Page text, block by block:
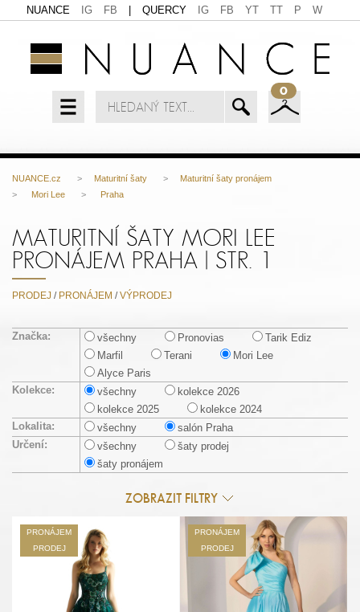
NUANCE IG FB QUERCY IG FB YT TT P W
0
NUANCE.cz > Maturitní šaty > Maturitní šaty pronájem
>
Mori Lee > Praha
MATURITNÍ ŠATY MORI LEE
PRONÁJEM PRAHA | STR. 1
PRODEJ / PRONÁJEM /VÝPRODEJ
Značka: všechny Pronovias
Tarik Ediz
Marfil
Terani
Mori Lee
Alyce Paris
Kolekce:
všechny
kolekce 2026
kolekce 2025
kolekce 2024
Lokalita:
všechny
salón Praha
Určení:
všechny
šaty prodej
šaty pronájem
ZOBRAZIT FILTRY
PRONÁJEM
PRODEJ
PRONÁJEM
PRODEJ